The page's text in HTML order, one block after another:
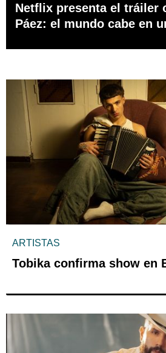
Netflix presenta el tráiler
Páez: el mundo cabe en
ARTISTAS
Tobika confirma show en